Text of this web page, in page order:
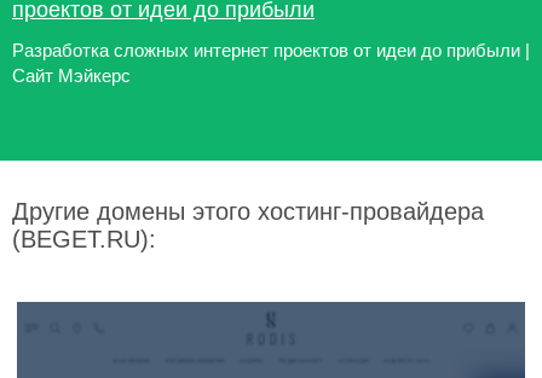
проектов от идеи до прибыли
Разработка сложных интернет проектов от идеи до прибыли |
Сайт Мэйкерс
Другие домены этого хостинг-провайдера
(BEGET.RU):